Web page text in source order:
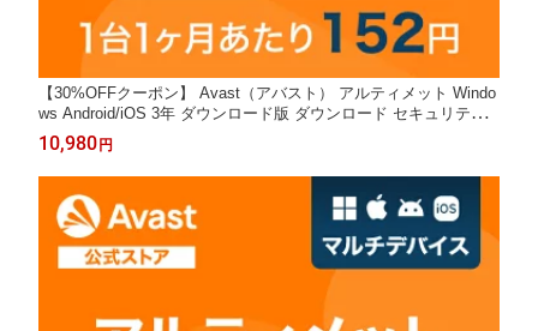
【30%OFFクーポン】 Avast（アバスト） アルティメット Windo
ws Android/iOS 3年 ダウンロード版 ダウンロード セキュリティ
ソフト ウイルスソフト 送料無料 パソコン スマホ ウイルスソフト
アンチウイルス ウイルス対策 セキュリティ タブレット PC VPN
セキュリティ対策
10,980 円